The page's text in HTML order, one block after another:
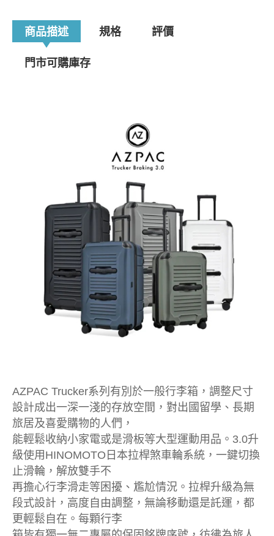
商品描述 規格 評價
門市可購庫存
AZPAC Trucker系列有別於一般行李箱，調整尺寸
設計成出一深一淺的存放空間，對出國留學、長期
旅居及喜愛購物的人們，
能輕鬆收納小家電或是滑板等大型運動用品。3.0升
級使用HINOMOTO日本拉桿煞車輪系統，一鍵切換
止滑輪，解放雙手不
再擔心行李滑走等困擾、尷尬情況。拉桿升級為無
段式設計，高度自由調整，無論移動還是託運，都
更輕鬆自在。每顆行李